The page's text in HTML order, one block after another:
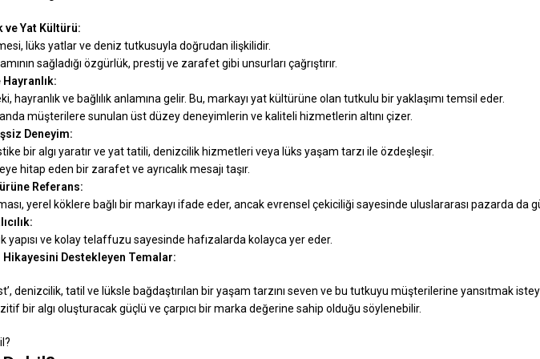
ve Yat Kültürü:
lüks yatlar ve deniz tutkusuyla doğrudan ilişkilidir.
sağladığı özgürlük, prestij ve zarafet gibi unsurları çağrıştırır.
hayranlık ve bağlılık anlamına gelir. Bu, markayı yat kültürüne olan tutkulu bir yaklaşımı temsil eder.
müşterilere sunulan üst düzey deneyimlerin ve kaliteli hizmetlerin altını çizer.
Deneyim:
bir algı yaratır ve yat tatili, denizcilik hizmetleri veya lüks yaşam tarzı ile özdeşleşir.
hitap eden bir zarafet ve ayrıcalık mesajı taşır.
Referans:
yerel köklere bağlı bir markayı ifade eder, ancak evrensel çekiciliği sayesinde uluslararası pazarda da
yapısı ve kolay telaffuzu sayesinde hafızalarda kolayca yer eder.
Hikayesini Destekleyen Temalar:
denizcilik, tatil ve lüksle bağdaştırılan bir yaşam tarzını seven ve bu tutkuyu müşterilerine yansıtmak
bir algı oluşturacak güçlü ve çarpıcı bir marka değerine sahip olduğu söylenebilir.